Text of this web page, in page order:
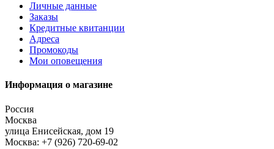
Личные данные
Заказы
Кредитные квитанции
Адреса
Промокоды
Мои оповещения
Информация о магазине
Россия
Москва
улица Енисейская, дом 19
Москва: +7 (926) 720-69-02